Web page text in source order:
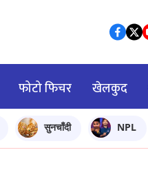
फोटो फिचर खेलकुद
सुनचाँदी NPL